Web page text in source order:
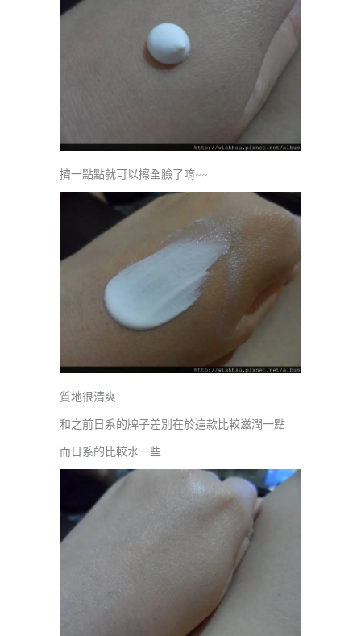
擠一點點就可以擦全臉了唷~~
質地很清爽
和之前日系的牌子差別在於這款比較滋潤一點
而日系的比較水一些